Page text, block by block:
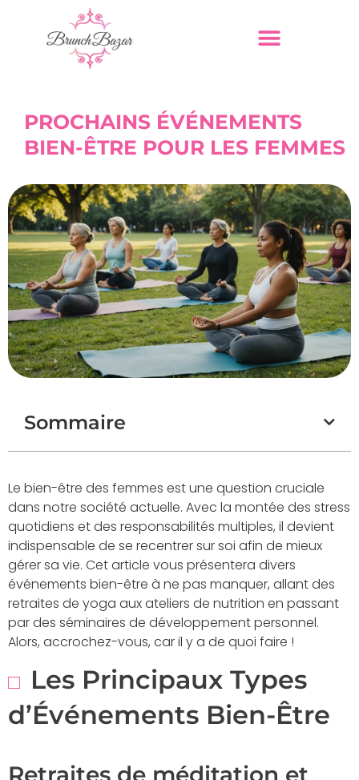
PROCHAINS ÉVÉNEMENTS
BIEN-ÊTRE POUR LES FEMMES
Sommaire
Le bien-être des femmes est une question cruciale
dans notre société actuelle. Avec la montée des stress
quotidiens et des responsabilités multiples, il devient
indispensable de se recentrer sur soi afin de mieux
gérer sa vie. Cet article vous présentera divers
événements bien-être à ne pas manquer, allant des
retraites de yoga aux ateliers de nutrition en passant
par des séminaires de développement personnel.
Alors, accrochez-vous, car il y a de quoi faire !
Les Principaux Types
d’Événements Bien-Être